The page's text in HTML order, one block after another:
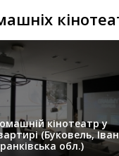
кінотеатр у
(Буковель,
обл.)